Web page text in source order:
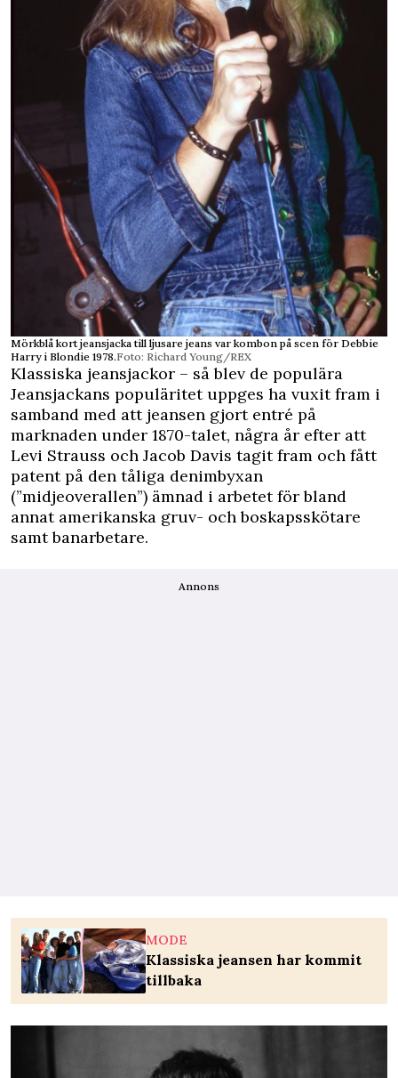
Mörkblå kort jeansjacka till ljusare jeans var kombon på scen för Debbie
Harry i Blondie 1978.Foto: Richard Young/REX
Klassiska jeansjackor – så blev de populära
Jeansjackans populäritet uppges ha vuxit fram i
samband med att jeansen gjort entré på
marknaden under 1870-talet, några år efter att
Levi Strauss och Jacob Davis tagit fram och fått
patent på den tåliga denimbyxan
(”midjeoverallen”) ämnad i arbetet för bland
annat amerikanska gruv- och boskapsskötare
samt banarbetare.
Annons
MODE
Klassiska jeansen har kommit
tillbaka